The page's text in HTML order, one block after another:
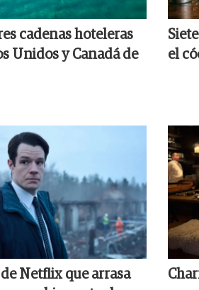
cadenas hoteleras
Unidos y Canadá de
el
Netflix que arrasa